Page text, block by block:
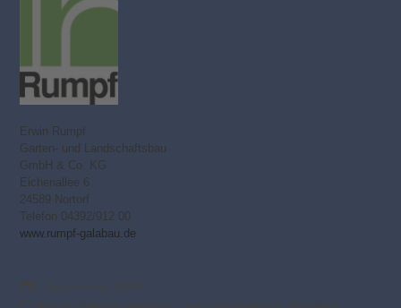
Erwin Rumpf
Garten- und Landschaftsbau
GmbH & Co. KG
Eichenallee 6
24589 Nortorf
Telefon 04392/912 00
www.rumpf-galabau.de